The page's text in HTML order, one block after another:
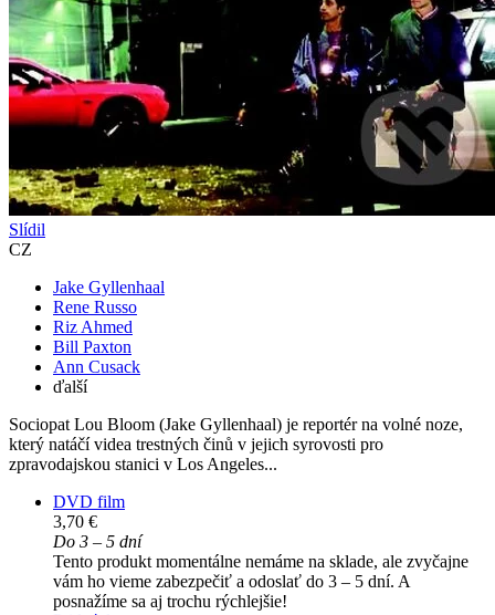
Slídil
CZ
Jake Gyllenhaal
Rene Russo
Riz Ahmed
Bill Paxton
Ann Cusack
ďalší
Sociopat Lou Bloom (Jake Gyllenhaal) je reportér na volné noze,
který natáčí videa trestných činů v jejich syrovosti pro
zpravodajskou stanici v Los Angeles...
DVD film
3,70 €
Do 3 – 5 dní
Tento produkt momentálne nemáme na sklade, ale zvyčajne
vám ho vieme zabezpečiť a odoslať do 3 – 5 dní. A
posnažíme sa aj trochu rýchlejšie!